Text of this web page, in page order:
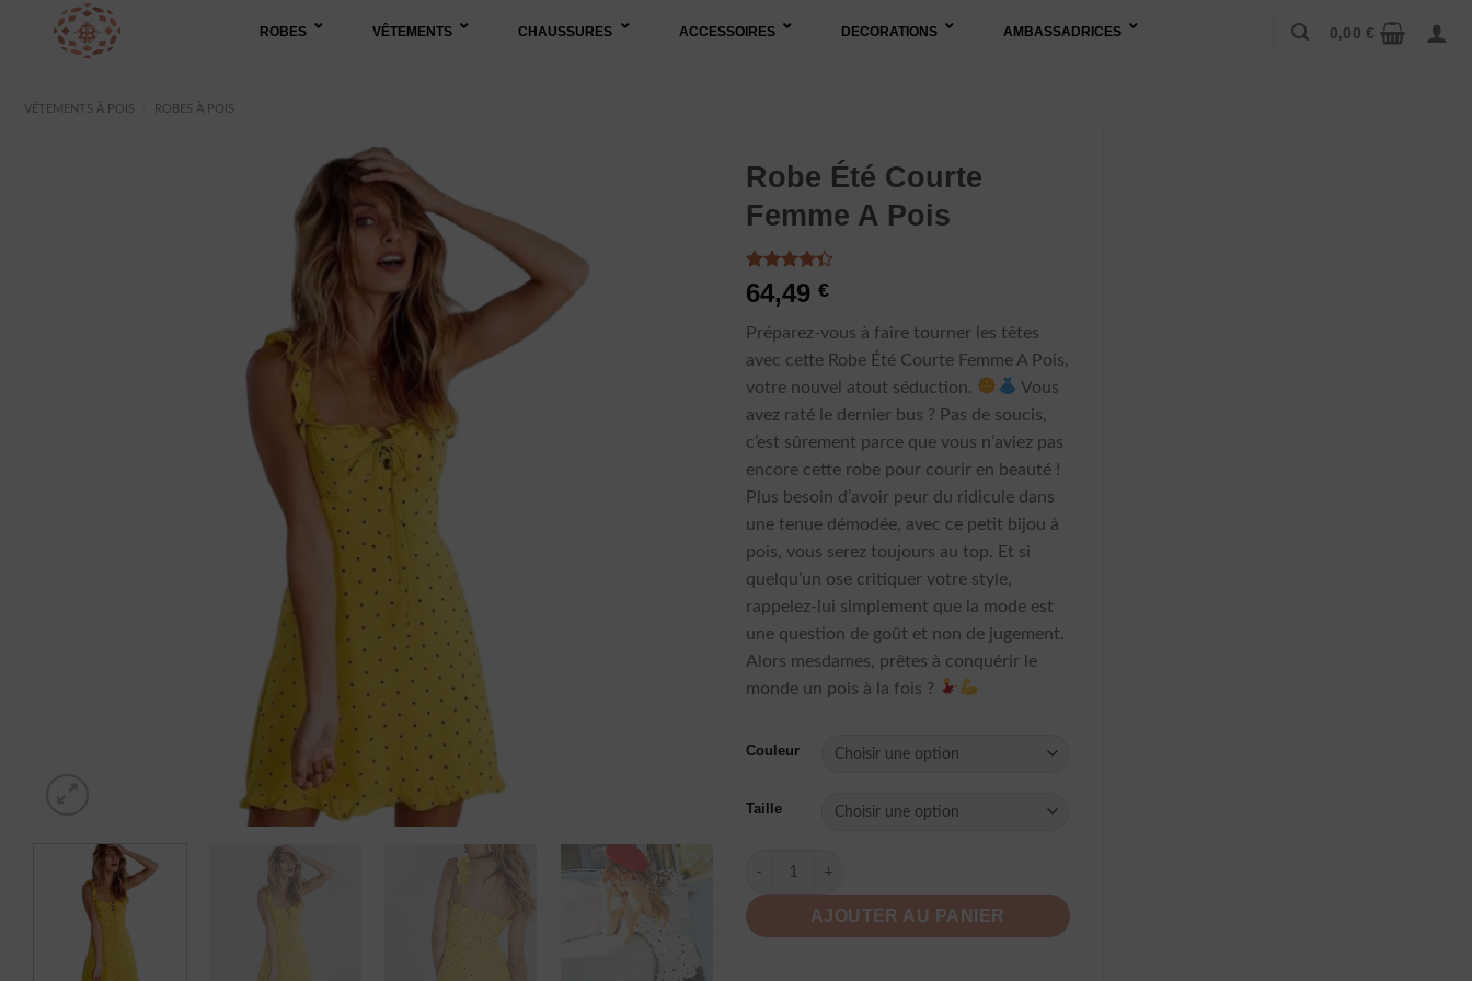
ROBES VÊTEMENTS CHAUSSURES ACCESSOIRES DECORATIONS AMBASSADRICES 0,00€
VÊTEMENTS À POIS ROBES À POIS
Robe Été Courte
Femme A Pois
Noté4.33
sur 5
3
notations
client
64,49€
Préparez-vous à faire tourner les têtes
avec cette Robe Été Courte Femme A Pois,
votre nouvel atout séduction.
Vous
avez raté le dernier bus ? Pas de soucis,
c’est sûrement parce que vous n’aviez pas
encore cette robe pour courir en beauté !
Plus besoin d’avoir peur du ridicule dans
une tenue démodée, avec ce petit bijou à
pois, vous serez toujours au top. Et si
quelqu’un ose critiquer votre style,
rappelez-lui simplement que la mode est
une question de goût et non de jugement.
Alors mesdames, prêtes à conquérir le
monde un pois à la fois ?
Couleur
Taille
quantité de Robe Été Courte Femme A Pois
AJOUTER AU PANIER